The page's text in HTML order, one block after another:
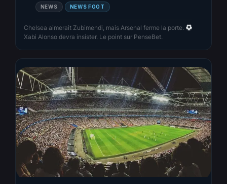
NEWS NEWS FOOT
Chelsea aimerait Zubimendi, mais Arsenal ferme la porte.
Xabi Alonso devra insister. Le point sur PenseBet.